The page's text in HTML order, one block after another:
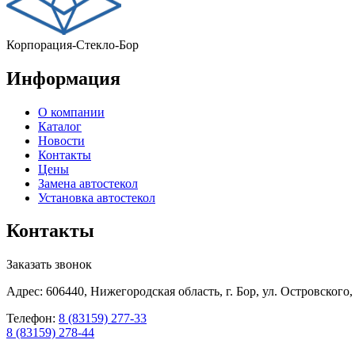
Корпорация-Стекло-Бор
Информация
О компании
Каталог
Новости
Контакты
Цены
Замена автостекол
Установка автостекол
Контакты
Заказать звонок
Адрес: 606440, Нижегородская область, г. Бор, ул.
Телефон: 8 (83159) 277-33
8 (83159) 278-44